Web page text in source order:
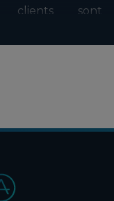
clients sont
C'est en partie
si on s'y fie